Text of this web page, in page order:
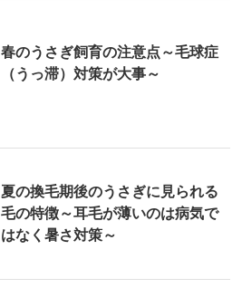
春のうさぎ飼育の注意点～毛球症
（うっ滞）対策が大事～
夏の換毛期後のうさぎに見られる
毛の特徴～耳毛が薄いのは病気で
はなく暑さ対策～